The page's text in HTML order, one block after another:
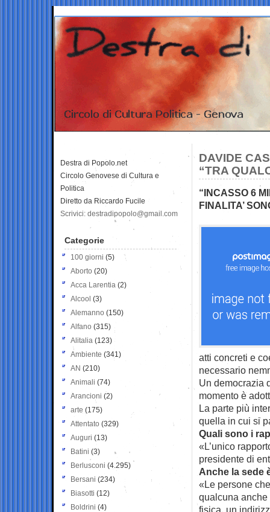
DAVIDE
“TRA
“INCASSO 6
FINALITA’
atti concreti e
necessario
Un democrazia
momento è
La parte più
quella in cui si
Quali sono i
«L’unico
presidente di
Anche la sede
«Le persone
qualcuna anche
fisica, un
Destra di Popolo.net
Circolo Genovese di Cultura e
Politica
Diretto da Riccardo Fucile
Scrivici: destradipopolo@gmail.com
Categorie
100 giorni (5)
Aborto (20)
Acca Larentia (2)
Alcool (3)
Alemanno (150)
Alfano (315)
Alitalia (123)
Ambiente (341)
AN (210)
Animali (74)
Arancioni (2)
arte (175)
Attentato (329)
Auguri (13)
Batini (3)
Berlusconi (4.295)
Bersani (234)
Biasotti (12)
Boldrini (4)